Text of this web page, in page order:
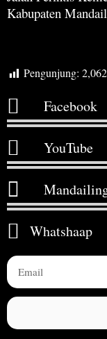
Kabupaten
Pengunjung: 2,062
Facebook
YouTube
Whatshaap